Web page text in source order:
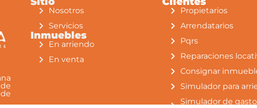
Nosotros
Servicios
Inmuebles
En arriendo
En venta
Propietarios
Arrendatarios
Pqrs
Reparaciones
Consignar
Simulador para
Simulador de